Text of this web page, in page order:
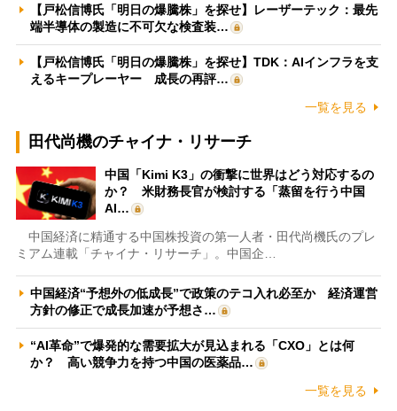
【戸松信博氏「明日の爆騰株」を探せ】レーザーテック：最先
端半導体の製造に不可欠な検査装…
【戸松信博氏「明日の爆騰株」を探せ】TDK：AIインフラを支
えるキープレーヤー 成長の再評…
一覧を見る
田代尚機のチャイナ・リサーチ
中国「Kimi K3」の衝撃に世界はどう対応するの
か？ 米財務長官が検討する「蒸留を行う中国
AI…
中国経済に精通する中国株投資の第一人者・田代尚機氏のプレ
ミアム連載「チャイナ・リサーチ」。中国企…
中国経済“予想外の低成長”で政策のテコ入れ必至か 経済運営
方針の修正で成長加速が予想さ…
“AI革命”で爆発的な需要拡大が見込まれる「CXO」とは何
か？ 高い競争力を持つ中国の医薬品…
一覧を見る